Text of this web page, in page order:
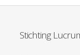
Stichting